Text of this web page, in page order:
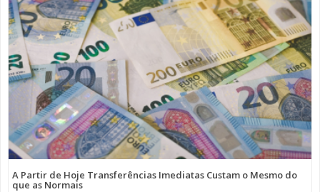
A Partir de Hoje Transferências Imediatas Custam o Mesmo do
que as Normais